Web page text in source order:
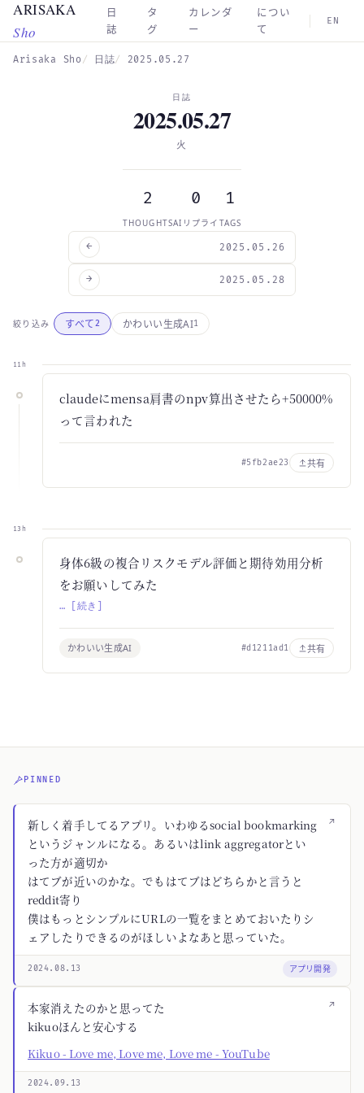
Skip to main content
ARISAKA
Sho
日
誌
タ
グ
カレンダ
ー
につい
て
EN
Arisaka Sho 日誌 2025.05.27
← 2025.05.26
日誌
2025.05.27
火
2
THOUGHTS
0
AIリプライ
1
TAGS
2025.05.28
→
絞り込み すべて2 かわいい生成AI1
11h
claudeにmensa肩書のnpv算出させたら+50000%
って言われた
#5fb2ae23 共有
13h
身体6級の複合リスクモデル評価と期待効用分析
をお願いしてみた
… [続き]
かわいい生成AI #d1211ad1 共有
PINNED
↗
新しく着手してるアプリ。いわゆるsocial bookmarking
というジャンルになる。あるいはlink aggregatorとい
った方が適切か
はてブが近いのかな。でもはてブはどちらかと言うと
reddit寄り
僕はもっとシンプルにURLの一覧をまとめておいたりシ
ェアしたりできるのがほしいよなあと思っていた。
2024.08.13 アプリ開発
↗
本家消えたのかと思ってた
kikuoほんと安心する
Kikuo - Love me, Love me, Love me - YouTube
2024.09.13